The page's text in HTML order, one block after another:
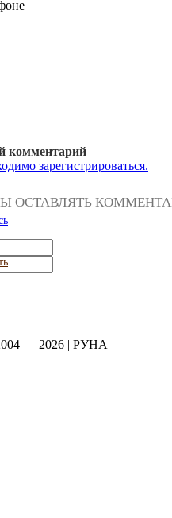
комментарий
зарегистрироваться.
ОСТАВЛЯТЬ
— 2026 | РУНА